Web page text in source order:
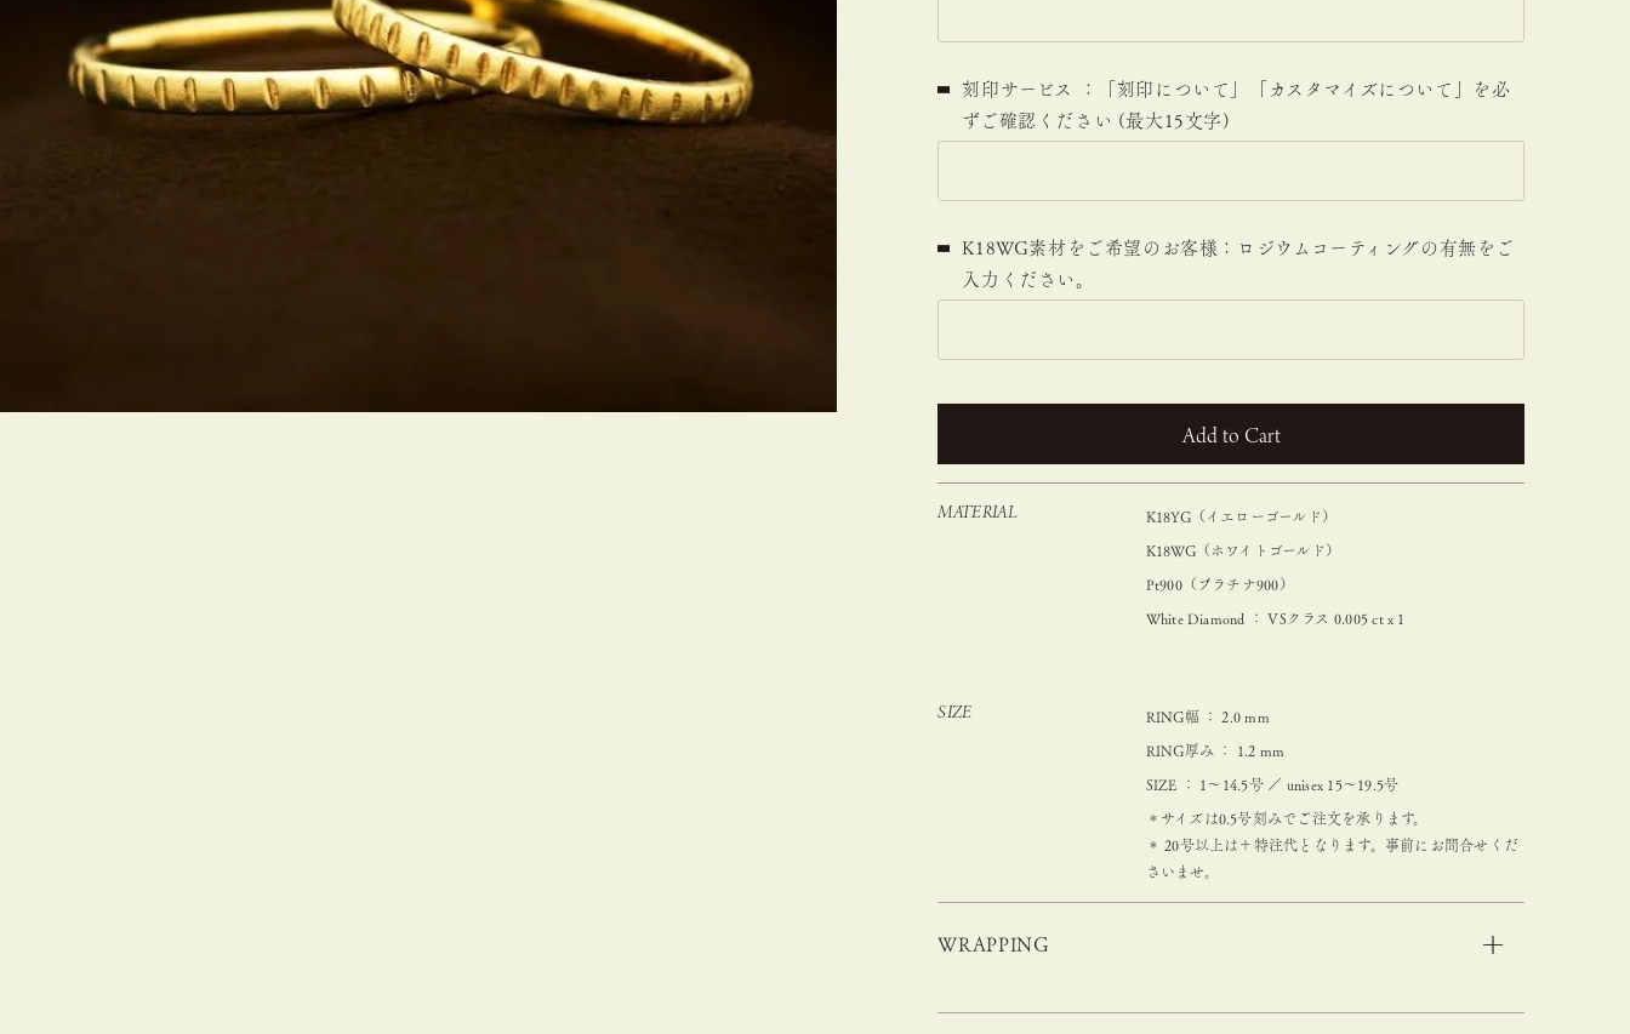
刻印サービス ：「刻印について」「カスタマイズについて」を必
ずご確認ください (最大15文字)
K18WG素材をご希望のお客様：ロジウムコーティングの有無をご
入力ください。
カートに入れる
MATERIAL K18YG（イエローゴールド）
K18WG（ホワイトゴールド）
Pt900（プラチナ900）
White Diamond ： VSクラス 0.005 ct x 1
SIZE RING幅 ： 2.0 mm
RING厚み ： 1.2 mm
SIZE ： 1～14.5号 ／ unisex 15〜19.5号
＊サイズは0.5号刻みでご注文を承ります。
＊ 20号以上は＋特注代となります。事前にお問合せくだ
さいませ。
WRAPPING